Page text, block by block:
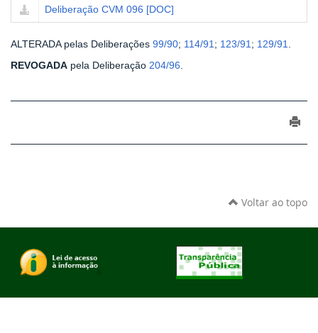
Deliberação CVM 096 [DOC]
ALTERADA pelas Deliberações 99/90; 114/91 ; 123/91 ; 129/91
REVOGADA pela Deliberação 204/96
Voltar ao topo